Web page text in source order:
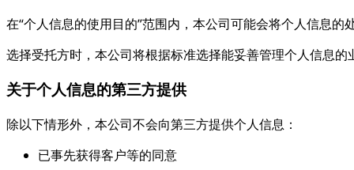
在“个人信息的使用目的”范围内，本公司可能会将个人信息的
选择受托方时，本公司将根据标准选择能妥善管理个人信息
关于个人信息的第三方提供
除以下情形外，本公司不会向第三方提供个人信息：
已事先获得客户等的同意